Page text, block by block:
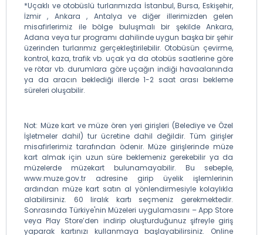
*Uçaklı ve otobüslü turlarımızda İstanbul, Bursa, Eskişehir,
İzmir , Ankara , Antalya ve diğer illerimizden gelen
misafirlerimiz ile bölge buluşmalı bir şekilde Ankara,
Adana veya tur programı dahilinde uygun başka bir şehir
üzerinden turlarımız gerçekleştirilebilir. Otobüsün çevirme,
kontrol, kaza, trafik vb. uçak ya da otobüs saatlerine göre
ve rötar vb. durumlara göre uçağın indiği havaalanında
ya da aracın beklediği illerde 1-2 saat arası bekleme
süreleri oluşabilir.
Not: Müze kart ve müze ören yeri girişleri (Belediye ve Özel
İşletmeler dahil) tur ücretine dahil değildir. Tüm girişler
misafirlerimiz tarafından ödenir. Müze girişlerinde müze
kart almak için uzun süre beklemeniz gerekebilir ya da
müzelerde müzekart bulunamayabilir. Bu sebeple,
www.muze.gov.tr adresine girip üyelik işlemlerinin
ardından müze kart satın al yönlendirmesiyle kolaylıkla
alabilirsiniz. 60 liralık kartı seçmeniz gerekmektedir.
Sonrasında Türkiye'nin Müzeleri uygulamasını – App Store
veya Play Store’den indirip oluşturduğunuz şifreyle giriş
yaparak kartınızı kullanmaya başlayabilirsiniz. Online